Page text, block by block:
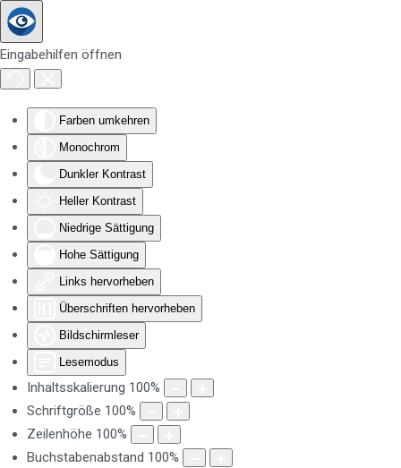
Eingabehilfen öffnen
Farben umkehren
Monochrom
Dunkler Kontrast
Heller Kontrast
Niedrige Sättigung
Hohe Sättigung
Links hervorheben
Überschriften hervorheben
Bildschirmleser
Lesemodus
Inhaltsskalierung 100%
Schriftgröße 100%
Zeilenhöhe 100%
Buchstabenabstand 100%
Zum Hauptinhalt springen